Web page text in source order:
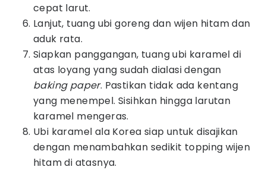
cepat larut.
Lanjut, tuang ubi goreng dan wijen hitam dan
aduk rata.
Siapkan panggangan, tuang ubi karamel di
atas loyang yang sudah dialasi dengan
baking paper. Pastikan tidak ada kentang
yang menempel. Sisihkan hingga larutan
karamel mengeras.
Ubi karamel ala Korea siap untuk disajikan
dengan menambahkan sedikit topping wijen
hitam di atasnya.